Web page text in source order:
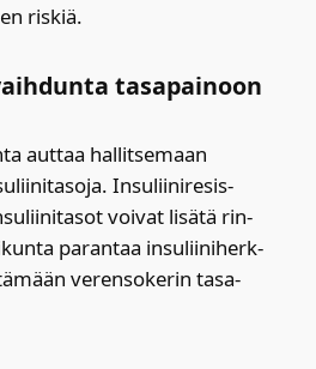
ris­kiä.
tasa­pai­noon
aut­taa hal­lit­se­maan
Insu­lii­ni­re­sis­
voi­vat lisä­tä rin­
paran­taa insu­lii­ni­herk­
veren­so­ke­rin tasa­